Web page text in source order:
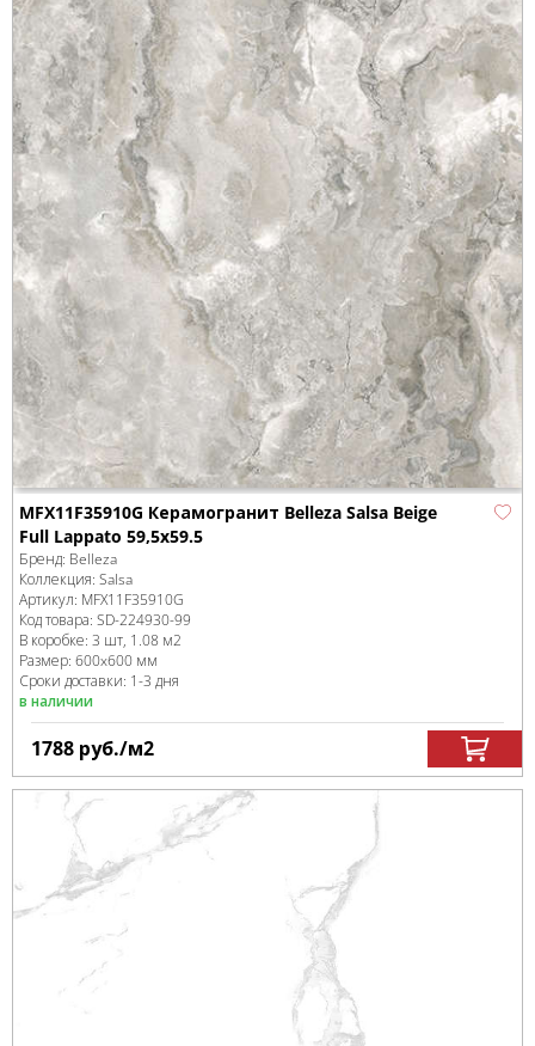
MFX11F35910G Керамогранит Belleza Salsa Beige
Full Lappato 59,5x59.5
Бренд: Belleza
Коллекция: Salsa
Артикул: MFX11F35910G
Код товара: SD-224930-99
В коробке: 3 шт, 1.08 м2
Размер: 600x600 мм
Сроки доставки: 1-3 дня
в наличии
1788 руб./м2